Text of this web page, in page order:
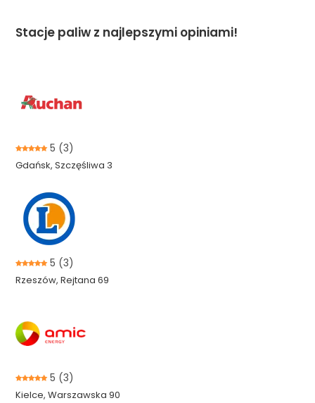
Stacje paliw z najlepszymi opiniami!
5 (3)
Gdańsk, Szczęśliwa 3
5 (3)
Rzeszów, Rejtana 69
5 (3)
Kielce, Warszawska 90